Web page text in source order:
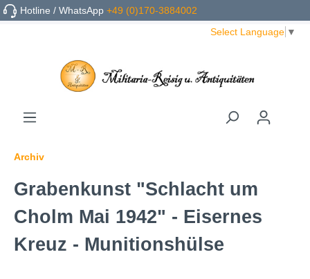
Hotline / WhatsApp+49 (0)170-3884002
Select Language ▼
Archiv
Grabenkunst "Schlacht um
Cholm Mai 1942" - Eisernes
Kreuz - Munitionshülse